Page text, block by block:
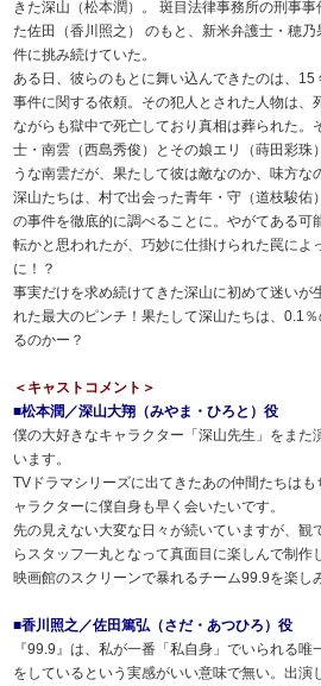
きた深山（松本潤）。 斑目法律事務所の刑事
た佐田（香川照之） のもと、新米弁護士・穂
件に挑み続けていた。
ある日、彼らのもとに舞い込んできたのは、15
事件に関する依頼。その犯人とされた人物は、
ながらも獄中で死亡しており真相は葬られた。
士・南雲（西島秀俊）とその娘エリ（蒔田彩珠
うな南雲だが、果たして彼は敵なのか、味方な
深山たちは、村で出会った青年・守（道枝駿佑
の事件を徹底的に調べることに。やがてある可
転かと思われたが、巧妙に仕掛けられた罠によ
に！？
事実だけを求め続けてきた深山に初めて迷いが
れた最大のピンチ！果たして深山たちは、0.1
るのかー？
＜キャストコメント＞
■松本潤／深山大翔（みやま・ひろと）役
僕の大好きなキャラクター「深山先生」をまた
います。
TVドラマシリーズに出てきたあの仲間たちは
ャラクターに僕自身も早く会いたいです。
先の見えない大変な日々が続いていますが、観
らスタッフ一丸となって真面目に楽しんで制作
映画館のスクリーンで暴れるチーム99.9を楽し
■香川照之／佐田篤弘（さだ・あつひろ）役
『99.9』は、私が一番「私自身」でいられる唯
をしているという実感がいい意味で無い。出演